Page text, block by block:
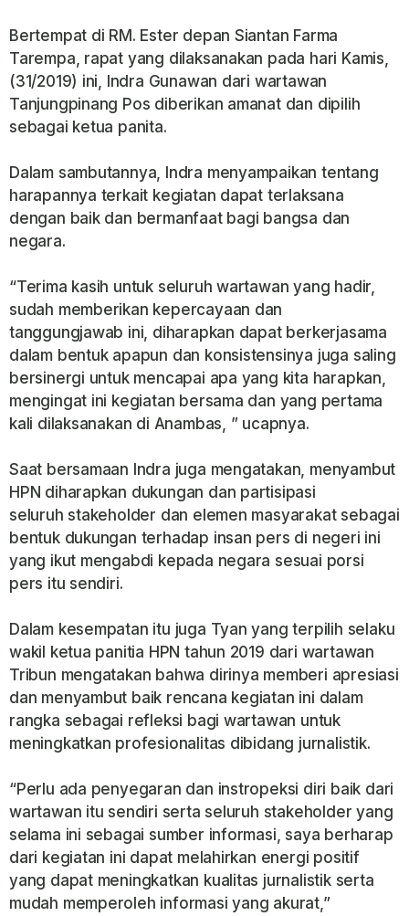
Bertempat di RM. Ester depan Siantan Farma
Tarempa, rapat yang dilaksanakan pada hari Kamis,
(31/2019) ini, Indra Gunawan dari wartawan
Tanjungpinang Pos diberikan amanat dan dipilih
sebagai ketua panita.
Dalam sambutannya, Indra menyampaikan tentang
harapannya terkait kegiatan dapat terlaksana
dengan baik dan bermanfaat bagi bangsa dan
negara.
“Terima kasih untuk seluruh wartawan yang hadir,
sudah memberikan kepercayaan dan
tanggungjawab ini, diharapkan dapat berkerjasama
dalam bentuk apapun dan konsistensinya juga saling
bersinergi untuk mencapai apa yang kita harapkan,
mengingat ini kegiatan bersama dan yang pertama
kali dilaksanakan di Anambas, ” ucapnya.
Saat bersamaan Indra juga mengatakan, menyambut
HPN diharapkan dukungan dan partisipasi
seluruh stakeholder dan elemen masyarakat sebagai
bentuk dukungan terhadap insan pers di negeri ini
yang ikut mengabdi kepada negara sesuai porsi
pers itu sendiri.
Dalam kesempatan itu juga Tyan yang terpilih selaku
wakil ketua panitia HPN tahun 2019 dari wartawan
Tribun mengatakan bahwa dirinya memberi apresiasi
dan menyambut baik rencana kegiatan ini dalam
rangka sebagai refleksi bagi wartawan untuk
meningkatkan profesionalitas dibidang jurnalistik.
“Perlu ada penyegaran dan instropeksi diri baik dari
wartawan itu sendiri serta seluruh stakeholder yang
selama ini sebagai sumber informasi, saya berharap
dari kegiatan ini dapat melahirkan energi positif
yang dapat meningkatkan kualitas jurnalistik serta
mudah memperoleh informasi yang akurat,”